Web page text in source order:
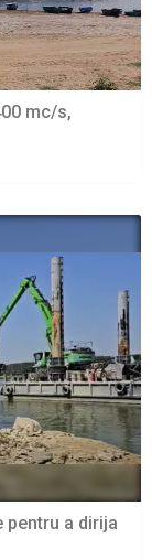
mc/s,
pentru a dirija